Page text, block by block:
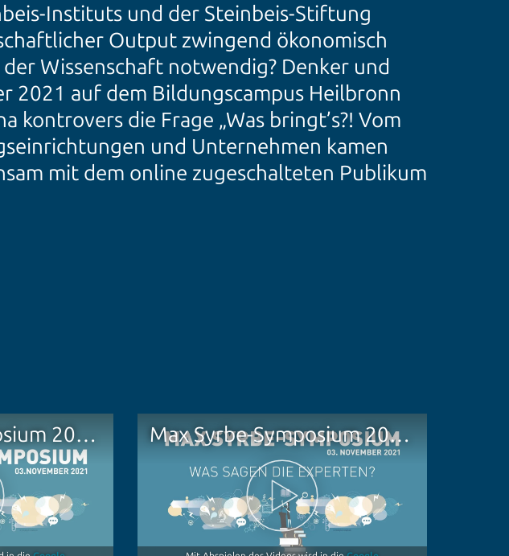
Instituts und der Steinbeis-Stiftung
Output zwingend ökonomisch
Wissenschaft notwendig? Denker und
2021 auf dem Bildungscampus Heilbronn
die Frage „Was bringt’s?! Vom
und Unternehmen kamen
mit dem online zugeschalteten Publikum
Max Syrbe-Symposium 2021 | Was sagen Oberbürgermeister Mergel und Professor Geilsdörfer? Max Syrbe-Symposium 2021 | Was sagen die Experten?